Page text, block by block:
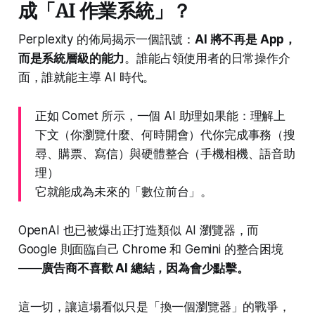
成「AI 作業系統」？
Perplexity 的佈局揭示一個訊號：AI 將不再是 App，
而是系統層級的能力。誰能占領使用者的日常操作介
面，誰就能主導 AI 時代。
正如 Comet 所示，一個 AI 助理如果能：理解上
下文（你瀏覽什麼、何時開會）代你完成事務（搜
尋、購票、寫信）與硬體整合（手機相機、語音助
理）
它就能成為未來的「數位前台」。
OpenAI 也已被爆出正打造類似 AI 瀏覽器，而
Google 則面臨自己 Chrome 和 Gemini 的整合困境
——廣告商不喜歡 AI 總結，因為會少點擊。
這一切，讓這場看似只是「換一個瀏覽器」的戰爭，